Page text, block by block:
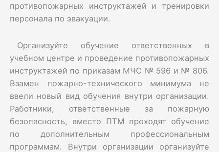
противопожарных инструктажей и тренировки
персонала по эвакуации.
Организуйте обучение ответственных в
учебном центре и проведение противопожарных
инструктажей по приказам МЧС № 596 и № 806.
Взамен пожарно-технического минимума не
ввели новый вид обучения внутри организации.
Работники, ответственные за пожарную
безопасность, вместо ПТМ проходят обучение
по дополнительным профессиональным
программам. Внутри организации организуйте